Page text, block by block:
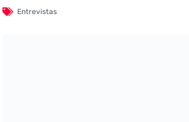
Entrevistas